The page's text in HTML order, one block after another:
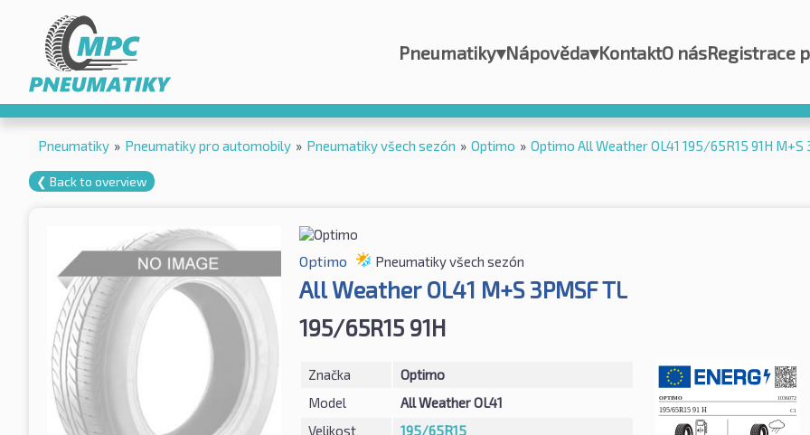
Pneumatiky▾Nápověda▾KontaktO násRegistrace
Pneumatiky » Pneumatiky pro automobily » Pneumatiky všech sezón » Optimo » Optimo All Weather OL41 195/65R15 91H M+S
❮ Back to overview
Optimo Pneumatiky všech sezón
All Weather OL41 M+S 3PMSF TL
195/65R15 91H
Značka
Optimo
Model
All Weather OL41
Velikost
195/65R15